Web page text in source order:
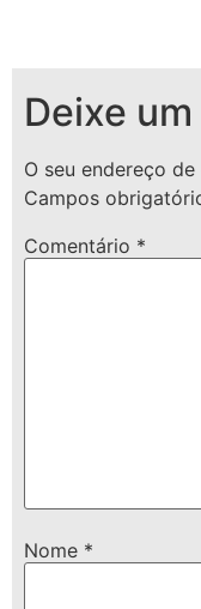
Deixe
O seu endereço
Campos
Comentário *
Nome *